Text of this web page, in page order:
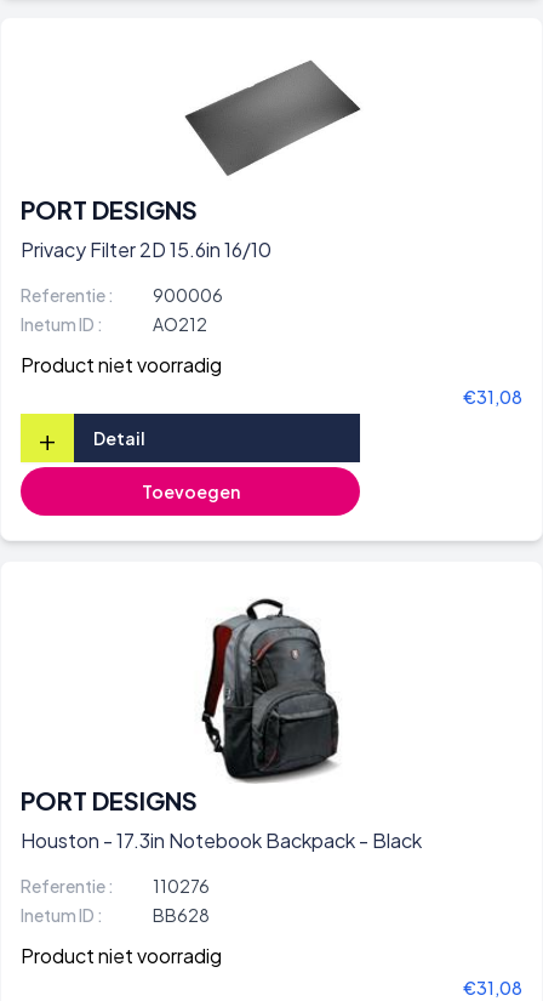
PORT DESIGNS
Privacy Filter 2D 15.6in 16/10
Referentie :
900006
Inetum ID :
AO212
Product niet voorradig
€31,08
+ Detail
Toevoegen
PORT DESIGNS
Houston - 17.3in Notebook Backpack - Black
Referentie :
110276
Inetum ID :
BB628
Product niet voorradig
€31,08